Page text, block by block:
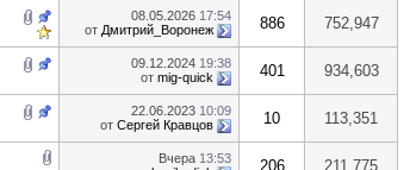
08.05.2026 17:54
от Дмитрий_Воронеж 886 752,947
09.12.2024 19:38
от mig-quick 401 934,603
22.06.2023 10:09
от Сергей Кравцов 10 113,351
Вчера 13:53
206 211,775